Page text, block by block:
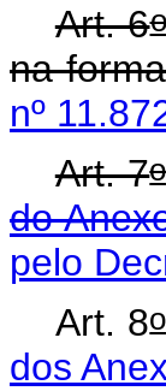
Art. 6o
na
nº
Art. 7o
do
pelo
Art. 8o
dos